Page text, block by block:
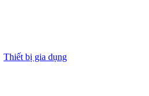
Thiết bị gia dụng